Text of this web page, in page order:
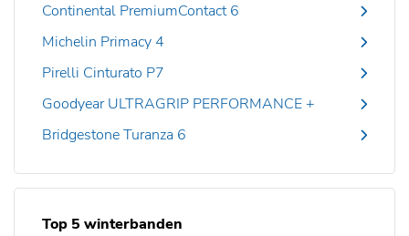
Continental PremiumContact 6
Michelin Primacy 4
Pirelli Cinturato P7
Goodyear ULTRAGRIP PERFORMANCE +
Bridgestone Turanza 6
Top 5 winterbanden